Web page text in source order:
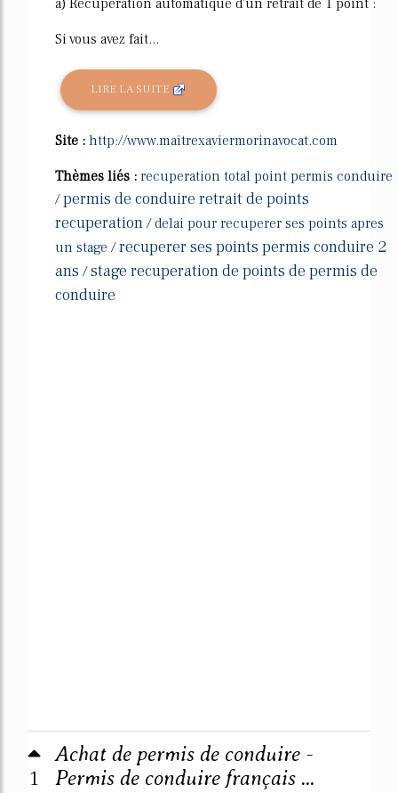
Si vous avez fait...
LIRE LA SUITE
Site : http://www.maitrexaviermorinavocat.com
Thèmes liés : recuperation total point permis conduire
/permis de conduire retrait de points
recuperation /delai pour recuperer ses points apres
un stage /recuperer ses points permis conduire 2
ans /stage recuperation de points de permis de
conduire
1
Achat de permis de conduire -
Permis de conduire français ...